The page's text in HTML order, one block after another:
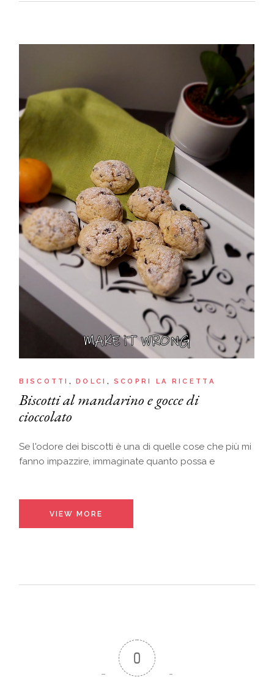
BISCOTTI DOLCI SCOPRI LA RICETTA
Biscotti al mandarino e gocce di
cioccolato
Se l'odore dei biscotti è una di quelle cose che più mi
fanno impazzire, immaginate quanto possa e
VIEW MORE
0